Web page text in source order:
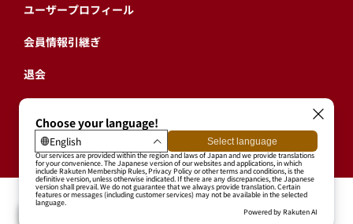
ユーザープロフィール
会員情報引継ぎ
退会
東北楽天ゴールデンイーグルス公式サイト
Copyright © RAKUTEN BASEBALL, INC. All Rights Reserved.